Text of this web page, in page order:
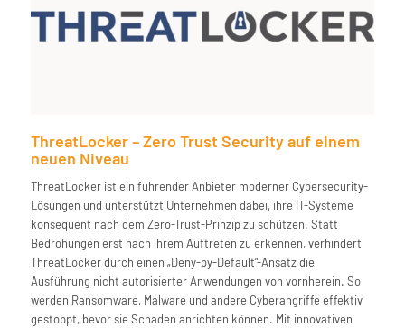
ThreatLocker – Zero Trust Security auf einem
neuen Niveau
ThreatLocker ist ein führender Anbieter moderner Cybersecurity-
Lösungen und unterstützt Unternehmen dabei, ihre IT-Systeme
konsequent nach dem Zero-Trust-Prinzip zu schützen. Statt
Bedrohungen erst nach ihrem Auftreten zu erkennen, verhindert
ThreatLocker durch einen „Deny-by-Default“-Ansatz die
Ausführung nicht autorisierter Anwendungen von vornherein. So
werden Ransomware, Malware und andere Cyberangriffe effektiv
gestoppt, bevor sie Schaden anrichten können. Mit innovativen